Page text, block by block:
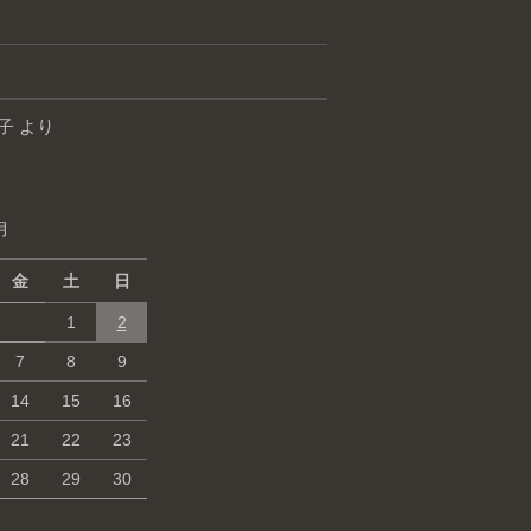
より
金 土 日
1 2
7 8 9
14 15 16
21 22 23
28 29 30